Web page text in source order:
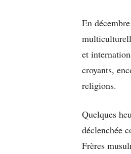
En
et
croyants,
religions.
Quelques
déclenchée
Frères